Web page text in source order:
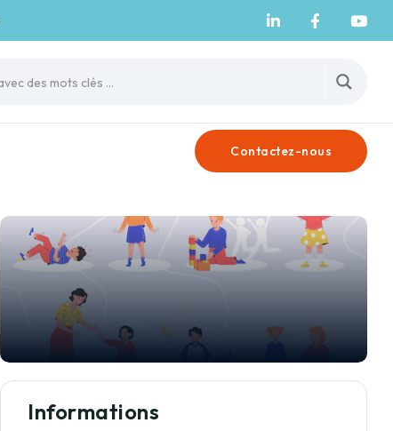
Contactez-nous
Informations